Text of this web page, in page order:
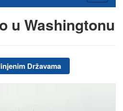
u Washingtonu
Državama